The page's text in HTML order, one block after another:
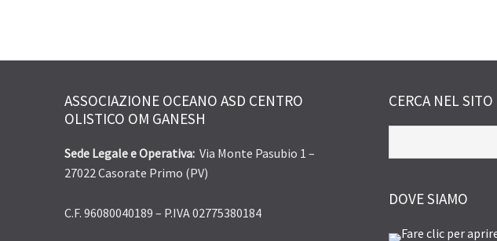
ASSOCIAZIONE OCEANO ASD CENTRO
OLISTICO OM GANESH
Sede Legale e Operativa: Via Monte Pasubio 1 –
27022 Casorate Primo (PV)
C.F. 96080040189 – P.IVA 02775380184
CERCA NEL SITO
DOVE SIAMO